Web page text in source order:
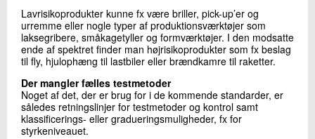
Lavrisikoprodukter kunne fx være briller, pick-up’er og
urremme eller nogle typer af produktionsværktøjer som
laksegribere, småkagetyller og formværktøjer. I den modsatte
ende af spektret finder man højrisikoprodukter som fx beslag
til fly, hjulophæng til lastbiler eller brændkamre til raketter.
Der mangler fælles testmetoder
Noget af det, der er brug for i de kommende standarder, er
således retningslinjer for testmetoder og kontrol samt
klassificerings- eller gradueringsmuligheder, fx for
styrkeniveauet.